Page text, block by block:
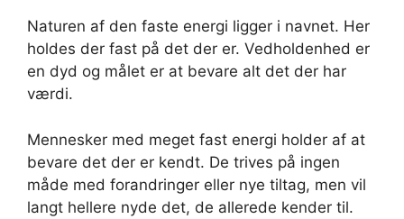
Naturen af den faste energi ligger i navnet. Her
holdes der fast på det der er. Vedholdenhed er
en dyd og målet er at bevare alt det der har
værdi.
Mennesker med meget fast energi holder af at
bevare det der er kendt. De trives på ingen
måde med forandringer eller nye tiltag, men vil
langt hellere nyde det, de allerede kender til.